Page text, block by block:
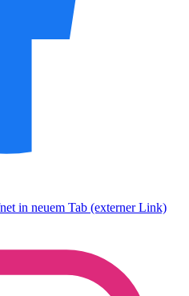
in neuem Tab (externer Link)